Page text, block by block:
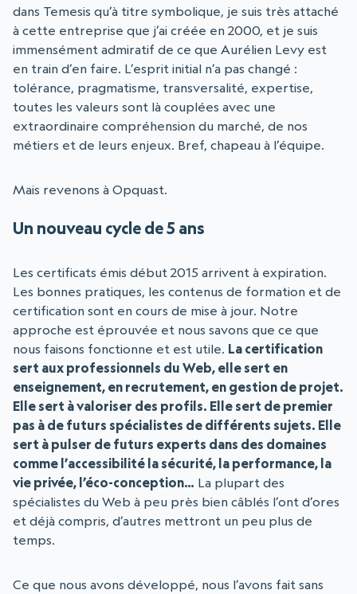
dans Temesis qu’à titre symbolique, je suis très attaché
à cette entreprise que j’ai créée en 2000, et je suis
immensément admiratif de ce que Aurélien Levy est
en train d’en faire. L’esprit initial n’a pas changé :
tolérance, pragmatisme, transversalité, expertise,
toutes les valeurs sont là couplées avec une
extraordinaire compréhension du marché, de nos
métiers et de leurs enjeux. Bref, chapeau à l’équipe.
Mais revenons à Opquast.
Un nouveau cycle de 5 ans
Les certificats émis début 2015 arrivent à expiration.
Les bonnes pratiques, les contenus de formation et de
certification sont en cours de mise à jour. Notre
approche est éprouvée et nous savons que ce que
nous faisons fonctionne et est utile. La certification
sert aux professionnels du Web, elle sert en
enseignement, en recrutement, en gestion de projet.
Elle sert à valoriser des profils. Elle sert de premier
pas à de futurs spécialistes de différents sujets. Elle
sert à pulser de futurs experts dans des domaines
comme l’accessibilité la sécurité, la performance, la
vie privée, l’éco-conception… La plupart des
spécialistes du Web à peu près bien câblés l’ont d’ores
et déjà compris, d’autres mettront un peu plus de
temps.
Ce que nous avons développé, nous l’avons fait sans